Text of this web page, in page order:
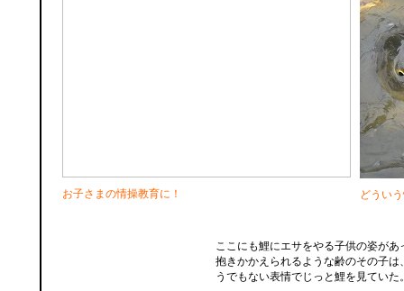
お子さまの情操教育に！ どうい
ここにも鯉にエサをやる子供の姿があ
抱きかかえられるような齢のその子は
うでもない表情でじっと鯉を見ていた